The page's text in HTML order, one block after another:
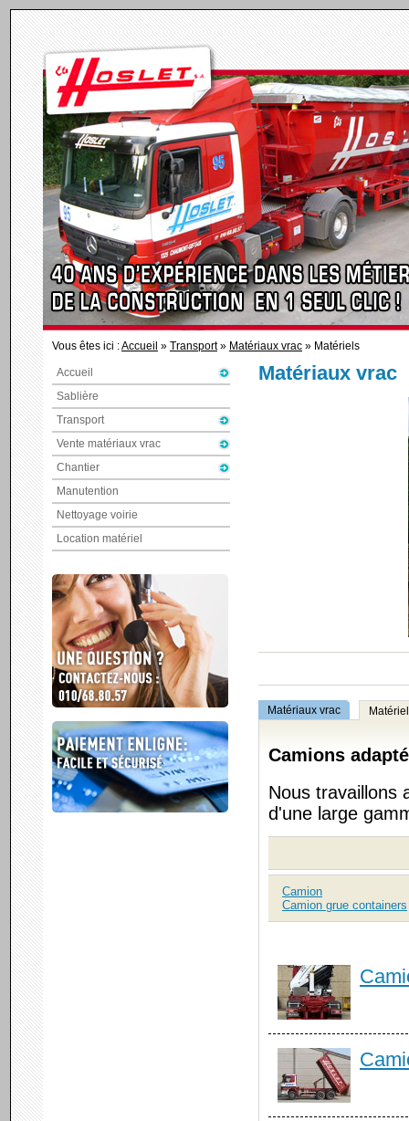
Vous êtes ici :Accueil » Transport» Matériaux vrac » Matériels
Accueil
Sablière
Transport
Vente matériaux vrac
Chantier
Manutention
Nettoyage voirie
Location matériel
Matériaux vrac
Matériaux vrac
Camions
Nous travaillons
d'une large
Camion
Camion grue containers